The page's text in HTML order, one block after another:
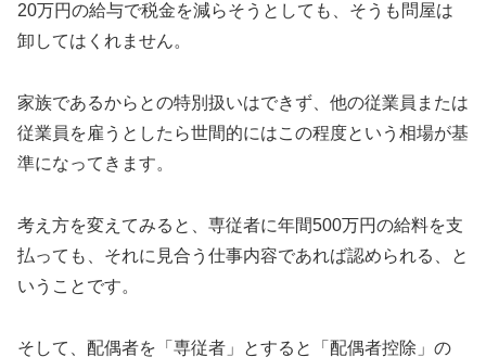
20万円の給与で税金を減らそうとしても、そうも問屋は
卸してはくれません。
家族であるからとの特別扱いはできず、他の従業員または
従業員を雇うとしたら世間的にはこの程度という相場が基
準になってきます。
考え方を変えてみると、専従者に年間500万円の給料を支
払っても、それに見合う仕事内容であれば認められる、と
いうことです。
そして、配偶者を「専従者」とすると「配偶者控除」の